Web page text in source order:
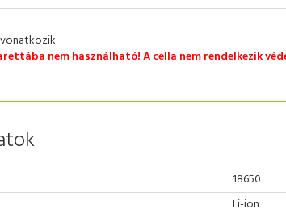
vonatkozik
nem használható! A cella nem rendelkezik
18650
Li-ion